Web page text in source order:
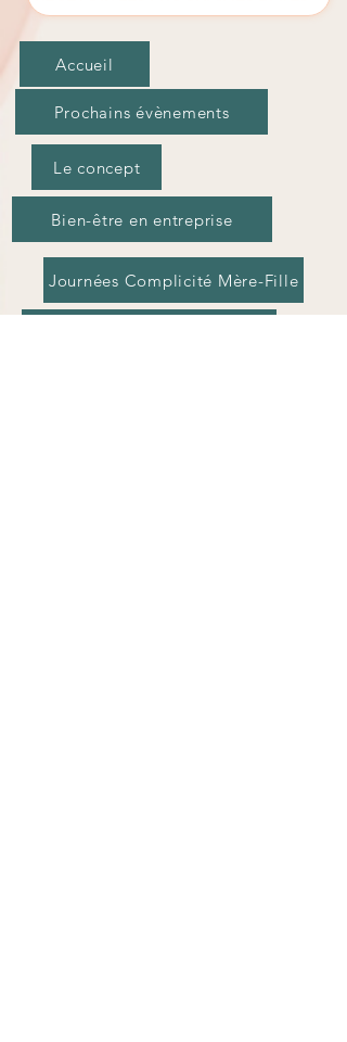
Accueil
Prochains évènements
Le concept
Bien-être en entreprise
Journées Complicité Mère-Fille